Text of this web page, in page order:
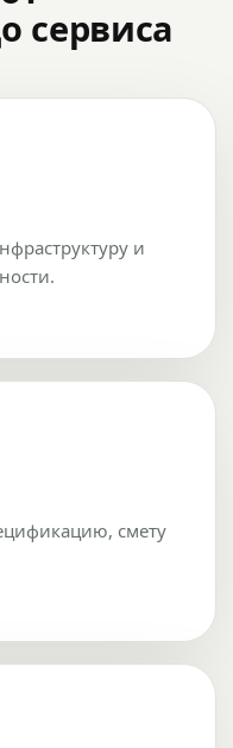
сервиса
и
смету